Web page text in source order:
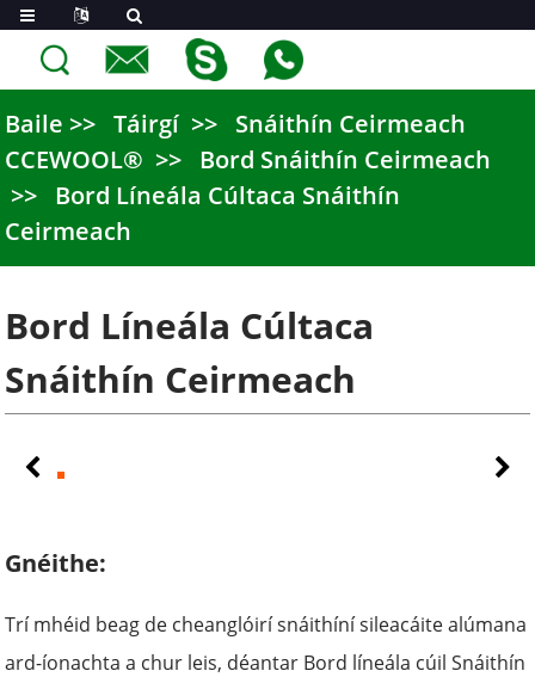
Baile Táirgí
Snáithín Ceirmeach
CCEWOOL®
Bord Snáithín Ceirmeach
Bord Líneála Cúltaca Snáithín
Ceirmeach
Bord Líneála Cúltaca
Snáithín Ceirmeach
Gnéithe:
Trí mhéid beag de cheanglóirí snáithíní sileacáite alúmana
ard-íonachta a chur leis, déantar Bord líneála cúil Snáithín